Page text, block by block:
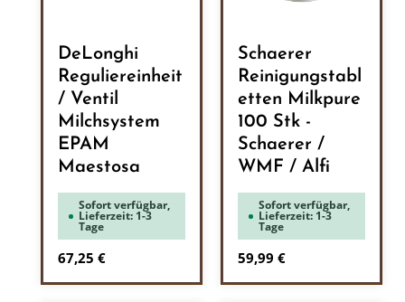
DeLonghi
Reguliereinheit
/ Ventil
Milchsystem
EPAM
Maestosa
Sofort verfügbar,
Lieferzeit: 1-3
Tage
Regulärer Preis:
67,25 €
Schaerer
Reinigungstabl
etten Milkpure
100 Stk -
Schaerer /
WMF / Alfi
Sofort verfügbar,
Lieferzeit: 1-3
Tage
Regulärer Preis:
59,99 €